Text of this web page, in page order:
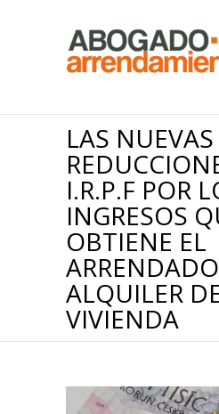
LAS NUEVAS
I.R.P.F POR
INGRESOS
OBTIENE EL
ALQUILER
VIVIENDA